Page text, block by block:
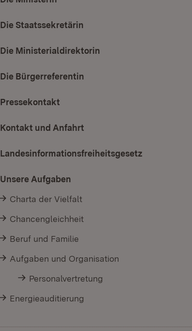
Die Staatssekretärin
Die Ministerialdirektorin
Die Bürgerreferentin
Pressekontakt
Kontakt und Anfahrt
Landesinformationsfreiheitsgesetz
Unsere Aufgaben
Charta der Vielfalt
Chancengleichheit
Beruf und Familie
Aufgaben und Organisation
Personalvertretung
Energieauditierung